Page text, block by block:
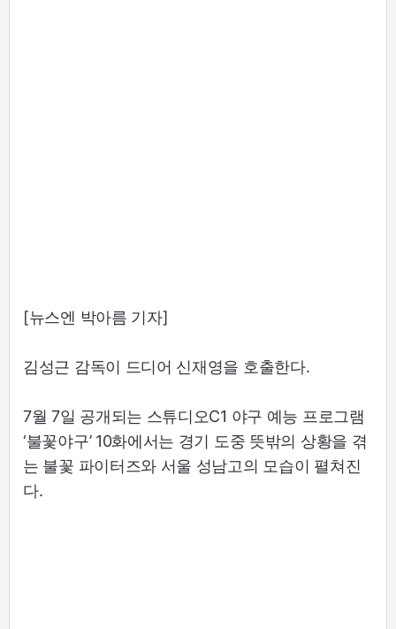
[뉴스엔 박아름 기자]
김성근 감독이 드디어 신재영을 호출한다.
7월 7일 공개되는 스튜디오C1 야구 예능 프로그램
‘불꽃야구’ 10화에서는 경기 도중 뜻밖의 상황을 겪
는 불꽃 파이터즈와 서울 성남고의 모습이 펼쳐진
다.